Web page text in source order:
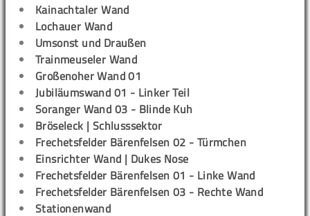
Kainachtaler Wand
Lochauer Wand
Umsonst und Draußen
Trainmeuseler Wand
Großenoher Wand 01
Jubiläumswand 01 - Linker Teil
Soranger Wand 03 - Blinde Kuh
Bröseleck | Schlusssektor
Frechetsfelder Bärenfelsen 02 - Türmchen
Einsrichter Wand | Dukes Nose
Frechetsfelder Bärenfelsen 01 - Linke Wand
Frechetsfelder Bärenfelsen 03 - Rechte Wand
Stationenwand